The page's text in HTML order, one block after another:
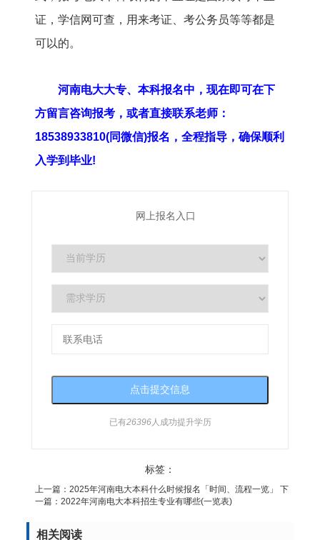
证，学信网可查，用来考证、考公务员等等都是
可以的。
河南电大大专、本科报名中，现在即可在下
方留言咨询报考，或者直接联系老师：
18538933810(同微信)报名，全程指导，确保顺利
入学到毕业!
网上报名入口
已有26396人成功提升学历
标签：
上一篇： 2025年河南电大本科什么时候报名「时间、流程一览」
下
一篇： 2022年河南电大本科招生专业有哪些(一览表)
相关阅读